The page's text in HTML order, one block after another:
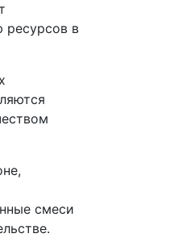
ресурсов в
смеси